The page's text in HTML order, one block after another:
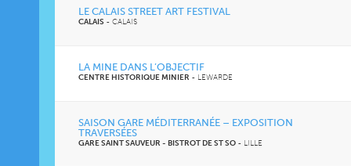
LE CALAIS STREET ART FESTIVAL
CALAIS - CALAIS
LA MINE DANS L’OBJECTIF
CENTRE HISTORIQUE MINIER - LEWARDE
SAISON GARE MÉDITERRANÉE – EXPOSITION
TRAVERSÉES
GARE SAINT SAUVEUR - BISTROT DE ST SO - LILLE